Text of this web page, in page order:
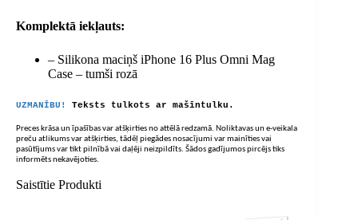
Komplektā iekļauts:
– Silikona maciņš iPhone 16 Plus Omni Mag
Case – tumši rozā
UZMANĪBU! Teksts tulkots ar mašīntulku.
Preces krāsa un īpašības var atšķirties no attēlā redzamā. Noliktavas un e-veikala
preču atlikums var atšķirties, tādēļ piegādes nosacījumi var mainīties vai
pasūtījums var tikt pilnībā vai daļēji neizpildīts. Šādos gadījumos pircējs tiks
informēts nekavējoties.
Saistītie Produkti